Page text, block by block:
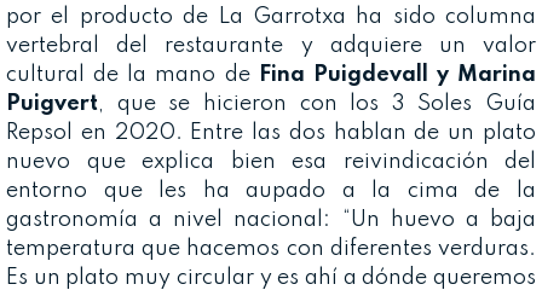
por el producto de La Garrotxa ha sido columna
vertebral del restaurante y adquiere un valor
cultural de la mano de
Fina Puigdevall y Marina
Puigvert, que se hicieron con los 3 Soles Guía
Repsol en 2020. Entre las dos hablan de un plato
nuevo que explica bien esa reivindicación del
entorno que les ha aupado a la cima de la
gastronomía a nivel nacional: “Un huevo a baja
temperatura que hacemos con diferentes verduras.
Es un plato muy circular y es ahí a dónde queremos